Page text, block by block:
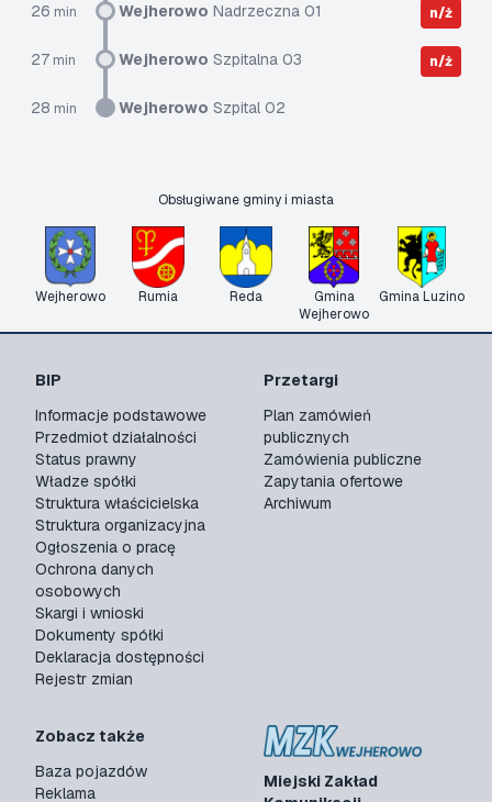
26 min Wejherowo Nadrzeczna 01 n/ż
27 min Wejherowo Szpitalna 03 n/ż
28 min Wejherowo Szpital 02
Obsługiwane gminy i miasta
Wejherowo Rumia Reda
Gmina
Wejherowo
Gmina Luzino
Miejski Zakład
BIP
Informacje podstawowe
Przedmiot działalności
Status prawny
Władze spółki
Struktura właścicielska
Struktura organizacyjna
Ogłoszenia o pracę
Ochrona danych
osobowych
Skargi i wnioski
Dokumenty spółki
Deklaracja dostępności
Rejestr zmian
Przetargi
Plan zamówień
publicznych
Zamówienia publiczne
Zapytania ofertowe
Archiwum
Zobacz także
Baza pojazdów
Reklama